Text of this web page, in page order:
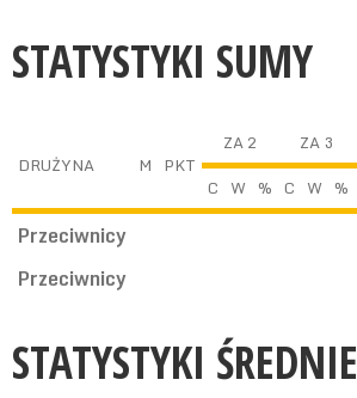
STATYSTYKI SUMY
DRUŻYNA M PKT
ZA 2 ZA 3
C W % C W %
Przeciwnicy
Przeciwnicy
STATYSTYKI ŚREDNIE